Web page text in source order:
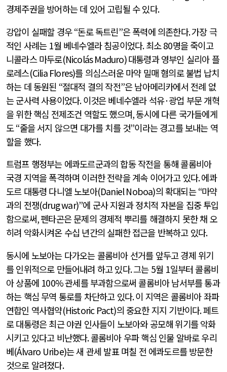
경제주권을 방어하는 데 있어 고립될 수 있다.
강압이 실패할 경우“돈로 독트린”은 폭력에 의존한다.가장 극
적인 사례는 1월 베네수엘라 침공이었다.최소80명을 죽이고
니콜라스 마두로(Nicolás Maduro)대통령과 영부인 실리아 플
로레스(Cilia Flores)를 의심스러운 마약 밀매 혐의로 불법 납치
하는 데 동원된 “절대적 결의 작전”은 남아메리카에서 전례 없
는 군사력 사용이었다.이것은 베네수엘라 석유·광업 부문 개혁
을 위한 핵심 전제조건 역할도 했으며,동시에 다른 국가들에게
도“줄을 서지 않으면 대가를 치를 것”이라는 경고를 보내는 역
할을 했다.
트럼프 행정부는 에콰도르군과의 합동 작전을 통해 콜롬비아
국경 지역을 폭격하며 이러한 전략을 계속 이어가고 있다.에콰
도르 대통령 다니엘 노보아(Daniel Noboa)의 확대되는“마약
과의 전쟁(drug war)”에 군사 지원과 정치적 자본을 집중 투입
함으로써,펜타곤은 문제의 경제적 뿌리를 해결하지 못한 채 오
히려 악화시켜온 수십 년간의 실패한 접근을 반복하고 있다.
동시에 노보아는 다가오는 콜롬비아 선거를 앞두고 경제 위기
를 인위적으로 만들어내려 하고 있다.그는 5월 1일부터 콜롬비
아 상품에 100%관세를 부과함으로써 콜롬비아 남서부를 통과
하는 핵심 무역 통로를 차단하고 있다.이 지역은 콜롬비아 좌파
연합인 역사협약(Historic Pact)의 중요한 지지 기반이다.페트
로 대통령은 최근 야권 인사들이 노보아와 공모해 위기를 악화
시키고 있다고 비난했다.콜롬비아 우파 핵심 인물 알바로 우리
베(Álvaro Uribe)는 새 관세 발표 며칠 전 에콰도르를 방문한
것으로 알려졌다.